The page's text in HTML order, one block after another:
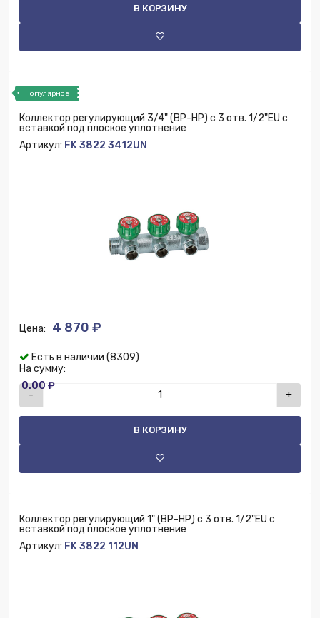
В КОРЗИНУ
Популярное
Коллектор регулирующий 3/4" (ВР-НР) с 3 отв. 1/2"EU с
вставкой под плоское уплотнение
Артикул: FK 3822 3412UN
Цена: 4 870 ₽
Есть в наличии (8309)
На сумму:
0.00 ₽
- +
В КОРЗИНУ
Коллектор регулирующий 1" (ВР-НР) с 3 отв. 1/2"EU с
вставкой под плоское уплотнение
Артикул: FK 3822 112UN